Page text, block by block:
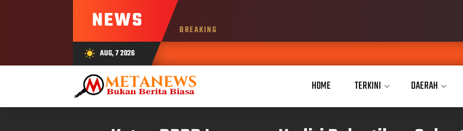
NEWS BREAKING
wb_sunny AUG, 7 2026
HOME TERKINI DAERAH